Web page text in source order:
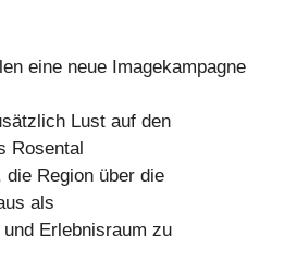
eine neue Imagekampagne
Lust auf den
Rosental
Region über die
als
Erlebnisraum zu